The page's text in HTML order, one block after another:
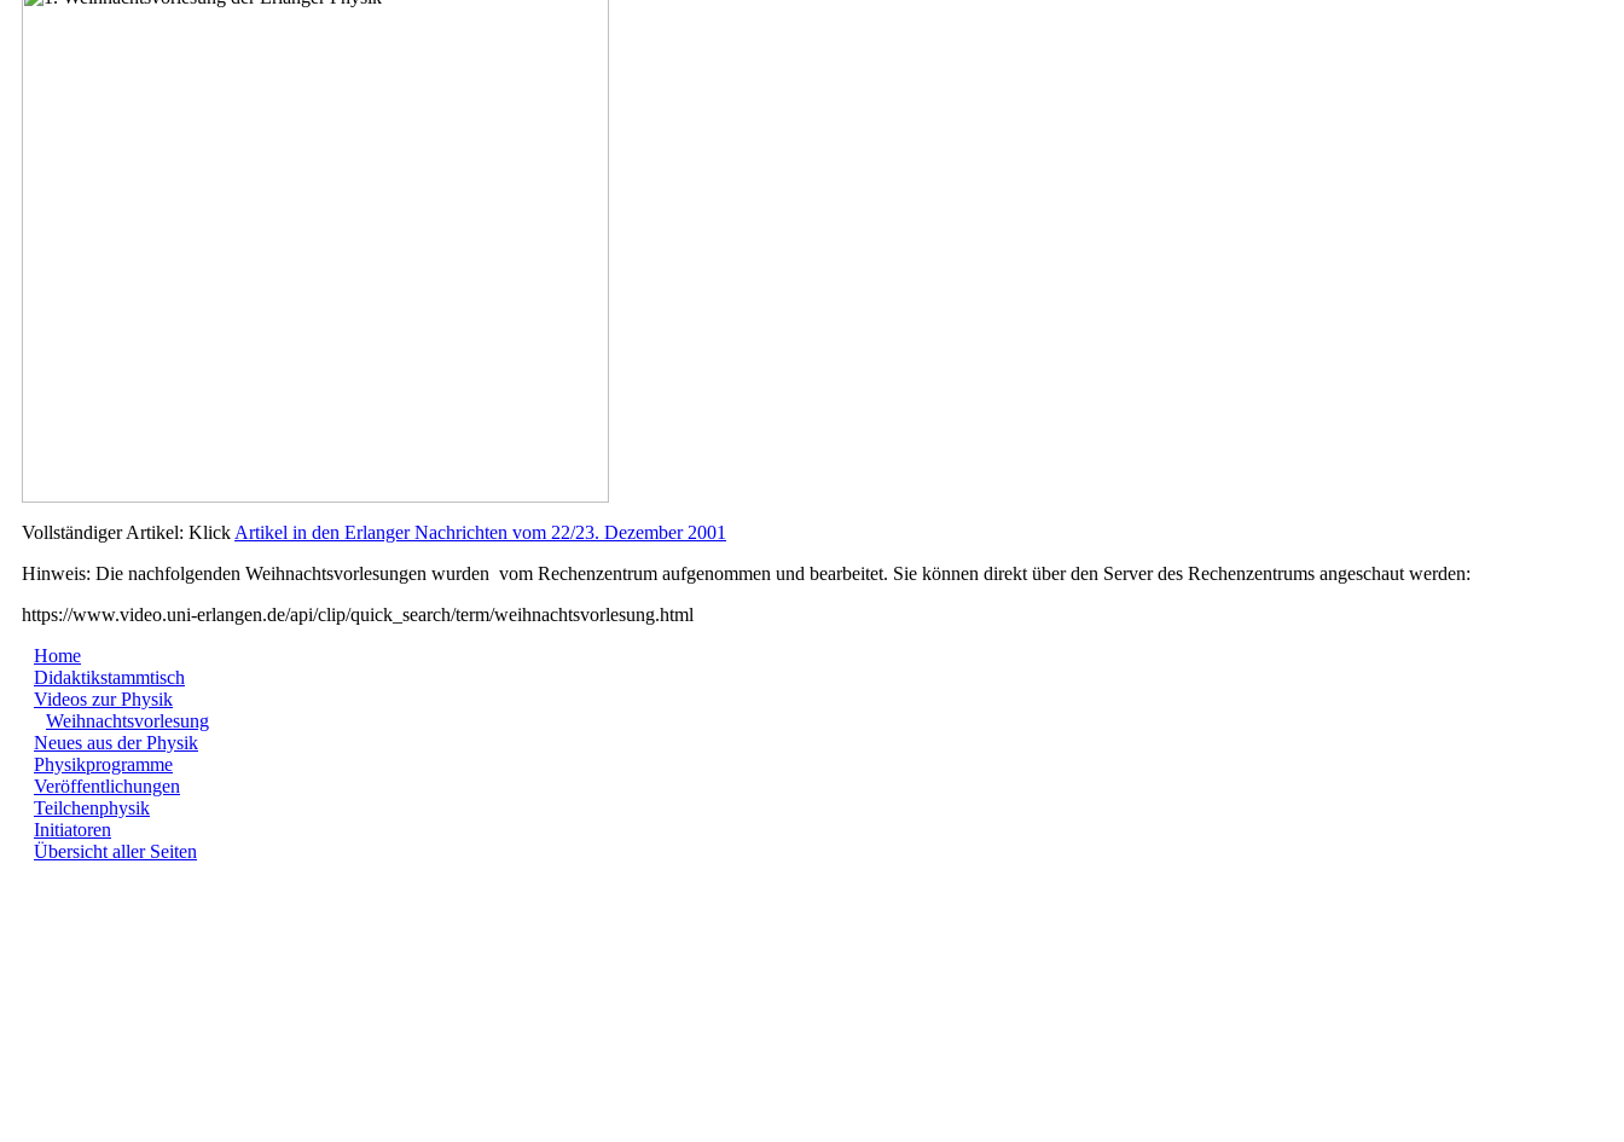
Vollständiger Artikel: Klick Artikel in den Erlanger Nachrichten vom 22/23. Dezember 2001
Hinweis: Die nachfolgenden Weihnachtsvorlesungen wurden vom Rechenzentrum aufgenommen und bearbeitet. Sie können direkt über den Server des Rechenzentrums angeschaut werden:
https://www.video.uni-erlangen.de/api/clip/quick_search/term/weihnachtsvorlesung.html
Home
Didaktikstammtisch
Videos zur Physik
Weihnachtsvorlesung
Neues aus der Physik
Physikprogramme
Veröffentlichungen
Teilchenphysik
Initiatoren
Übersicht aller Seiten